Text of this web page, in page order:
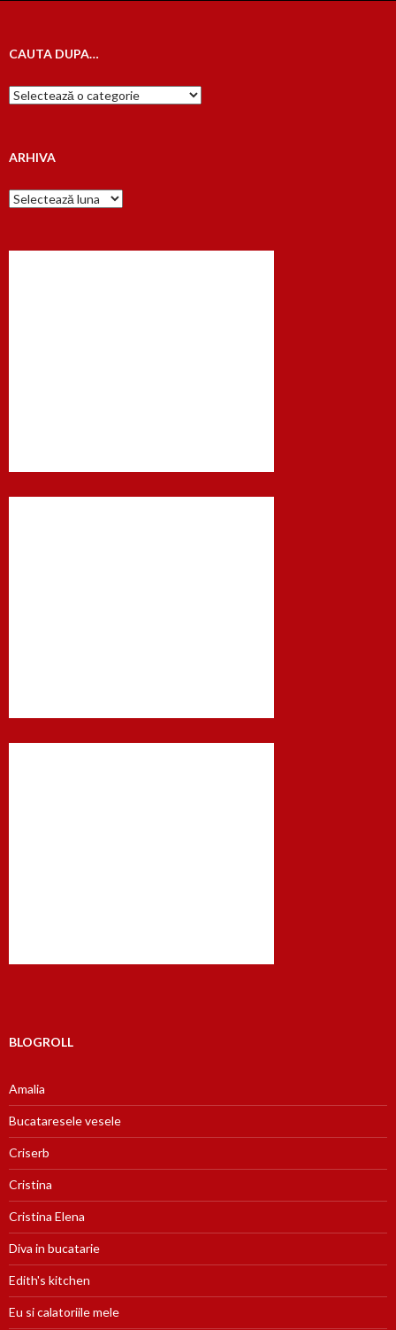
CAUTA DUPA…
Cauta
dupa…
ARHIVA
Arhiva
BLOGROLL
Amalia
Bucataresele vesele
Criserb
Cristina
Cristina Elena
Diva in bucatarie
Edith's kitchen
Eu si calatoriile mele